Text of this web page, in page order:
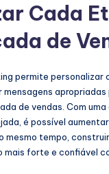
Cada
de
permite personalizar
apropriadas
de vendas. Com uma
é possível
mesmo tempo,
mais forte e confiável